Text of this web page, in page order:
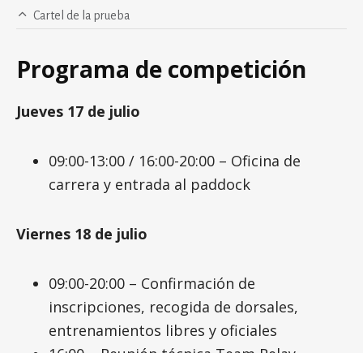
Cartel de la prueba
Programa de competición
Jueves 17 de julio
09:00-13:00 / 16:00-20:00 – Oficina de
carrera y entrada al paddock
Viernes 18 de julio
09:00-20:00 – Confirmación de
inscripciones, recogida de dorsales,
entrenamientos libres y oficiales